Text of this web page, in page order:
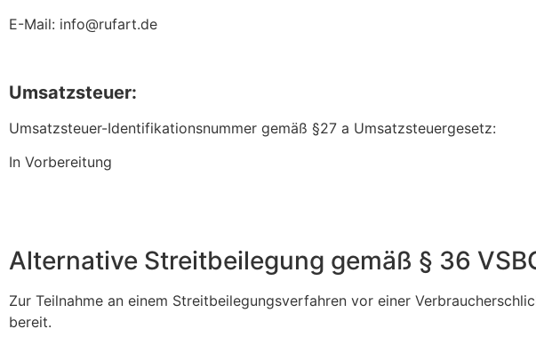
E-Mail: info@rufart.de
Umsatzsteuer:
Umsatzsteuer-Identifikationsnummer gemäß §27 a Umsatzsteuergesetz:
In Vorbereitung
Alternative Streitbeilegung gemäß § 36
Zur Teilnahme an einem Streitbeilegungsverfahren vor einer
bereit.